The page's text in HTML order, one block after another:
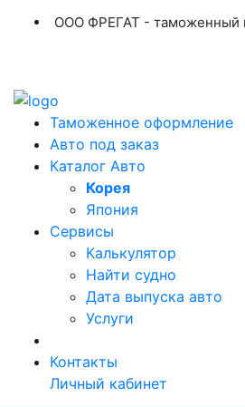
ООО ФРЕГАТ - таможенный
Таможенное оформление
Авто под заказ
Каталог Авто
Корея
Япония
Сервисы
Калькулятор
Найти судно
Дата выпуска авто
Услуги
Контакты
Личный кабинет